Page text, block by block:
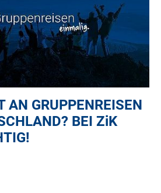
AN GRUPPENREISEN
BEI ZiK